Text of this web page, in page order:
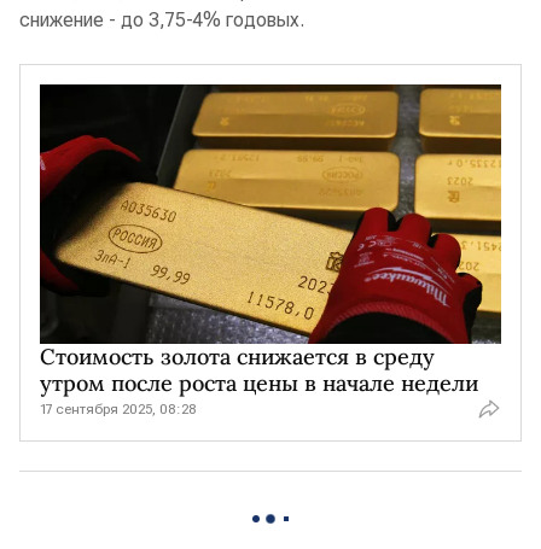
снижение - до 3,75-4% годовых.
Стоимость золота снижается в среду
утром после роста цены в начале недели
17 сентября 2025, 08:28